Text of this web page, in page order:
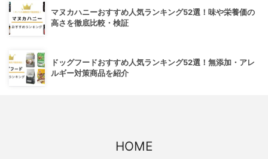
マヌカハニーおすすめ人気ランキング52選！味や栄養価の
高さを徹底比較・検証
ドッグフードおすすめ人気ランキング52選！無添加・アレ
ルギー対策商品を紹介
HOME